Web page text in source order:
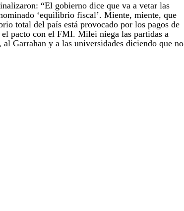
“El gobierno dice que va a vetar las
‘equilibrio fiscal’. Miente, miente, que
total del país está provocado por los pagos de
el pacto con el FMI. Milei niega las partidas a
Garrahan y a las universidades diciendo que no